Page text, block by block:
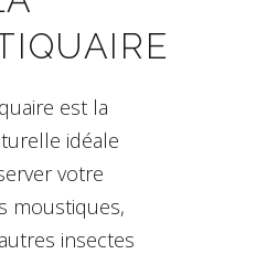
est la
idéale
votre
moustiques,
insectes